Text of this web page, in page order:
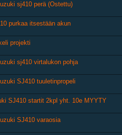
sj410 perä (Ostettu)
purkaa itsestään akun
projekti
sj410 virtalukon pohja
SJ410 tuuletinpropeli
SJ410 startit 2kpl yht. 10e MYYTY
SJ410 varaosia